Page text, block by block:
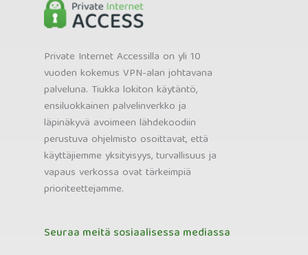
Private Internet Accessilla on yli 10
vuoden kokemus VPN-alan johtavana
palveluna. Tiukka lokiton käytäntö,
ensiluokkainen palvelinverkko ja
läpinäkyvä avoimeen lähdekoodiin
perustuva ohjelmisto osoittavat, että
käyttäjiemme yksityisyys, turvallisuus ja
vapaus verkossa ovat tärkeimpiä
prioriteettejamme.
Seuraa meitä sosiaalisessa mediassa